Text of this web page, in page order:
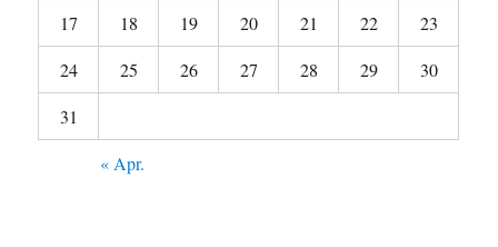
17
18 19 20 21 22
23
24
25 26 27 28 29
30
31
« Apr.